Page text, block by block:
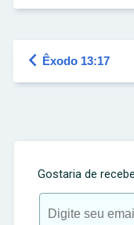
 Êxodo 13:17
Gostaria de